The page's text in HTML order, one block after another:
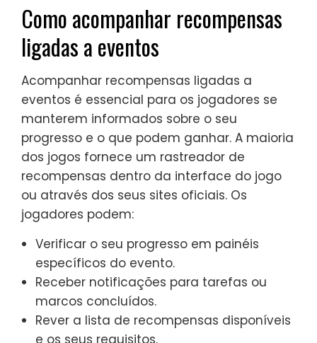
Como acompanhar recompensas
ligadas a eventos
Acompanhar recompensas ligadas a
eventos é essencial para os jogadores se
manterem informados sobre o seu
progresso e o que podem ganhar. A maioria
dos jogos fornece um rastreador de
recompensas dentro da interface do jogo
ou através dos seus sites oficiais. Os
jogadores podem:
Verificar o seu progresso em painéis
específicos do evento.
Receber notificações para tarefas ou
marcos concluídos.
Rever a lista de recompensas disponíveis
e os seus requisitos.